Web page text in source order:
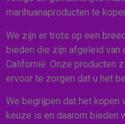
marihuanaproducten te
We zijn er trots op een
bieden die zijn afgeleid van
Californië. Onze producten
ervoor te zorgen dat u het
We begrijpen dat het kopen
keuze is en daarom bieden